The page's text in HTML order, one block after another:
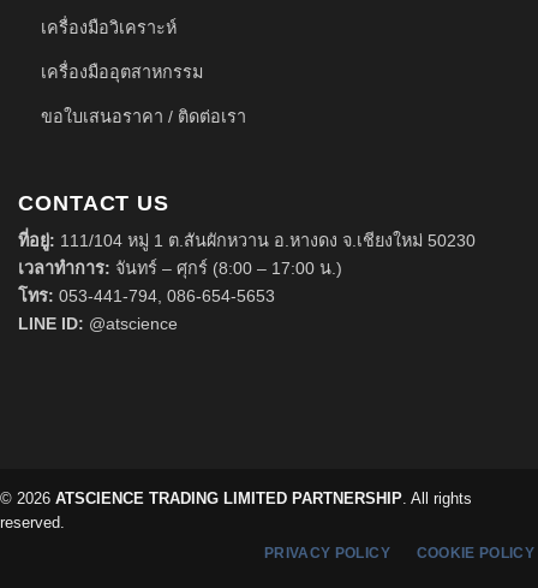
เครื่องมือวิเคราะห์
เครื่องมืออุตสาหกรรม
ขอใบเสนอราคา / ติดต่อเรา
CONTACT US
ที่อยู่: 111/104 หมู่ 1 ต.สันผักหวาน อ.หางดง จ.เชียงใหม่ 50230
เวลาทำการ: จันทร์ – ศุกร์ (8:00 – 17:00 น.)
โทร: 053-441-794, 086-654-5653
LINE ID: @atscience
© 2026 ATSCIENCE TRADING LIMITED PARTNERSHIP. All rights
reserved.
PRIVACY POLICY COOKIE POLICY